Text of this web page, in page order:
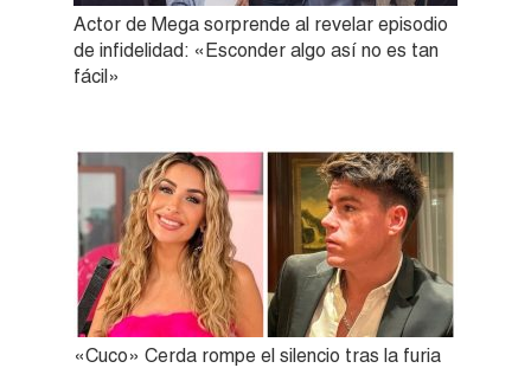
Actor de Mega sorprende al revelar episodio
de infidelidad: «Esconder algo así no es tan
fácil»
«Cuco» Cerda rompe el silencio tras la furia